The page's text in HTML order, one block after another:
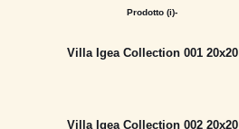
Prodotto (i)-
Villa Igea Collection 001 20x20
Villa Igea Collection 002 20x20